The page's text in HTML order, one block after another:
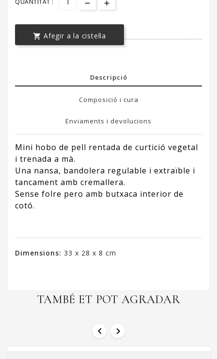
QUANTITAT :
 Afegir a la cistella
Descripció
Composició i cura
Enviaments i devolucions
Mini hobo de pell rentada de curtició vegetal
i trenada a mà.
Una nansa, bandolera regulable i extraïble i
tancament amb cremallera.
Sense folre pero amb butxaca interior de
cotó.
Dimensions: 33 x 28 x 8 cm
TAMBÉ ET POT AGRADAR
 